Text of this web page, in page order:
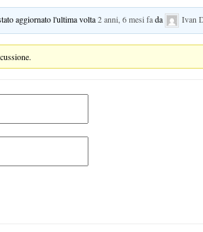
aggiornato l'ultima volta2 anni, 6 mesi fada Ivan